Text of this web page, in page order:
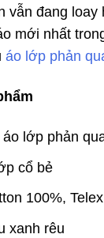
vẫn đang loay
mới nhất
áo lớp phản
lớp phản
cổ bẻ
100%,
xanh rêu